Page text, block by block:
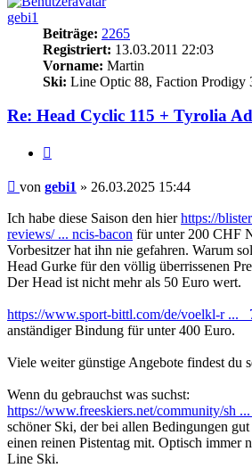
gebi1
Beiträge: 2265
Registriert: 13.03.2011 22:03
Vorname: Martin
Ski: Line Optic 88, Faction Prodigy
Re: Head Cyclic 115 + Tyrolia
Beitrag
von gebi1 » 26.03.2025 15:44
Ich habe diese Saison den hierhttps://
reviews/ ... ncis-bacon für unter 200 CHF
Vorbesitzer hat ihn nie gefahren. Warum
Head Gurke für den völlig überrissenen
Der Head ist nicht mehr als 50 Euro wert.
https://www.sport-bittl.com/de/voelkl-r ...
anständiger Bindung für unter 400 Euro.
Viele weiter günstige Angebote findest du
Wenn du gebrauchst was suchst:
https://www.freeskiers.net/community/sh
schöner Ski, der bei allen Bedingungen
einen reinen Pistentag mit. Optisch immer
Line Ski.